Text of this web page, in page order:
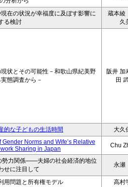
在の状況が幸福度に及ぼす影響に
る検討
蔵本綾
久
状とその可能性－和歌山県紀美野
態調査から－
阪井 加
田
的な子どもの生活時間
大久
Norms and Wife’s Relative
Sharing in Japan
Chu
勢力関係――夫婦の社会経済的地位
せに注目して
永
用問題と所有権モデル 高村